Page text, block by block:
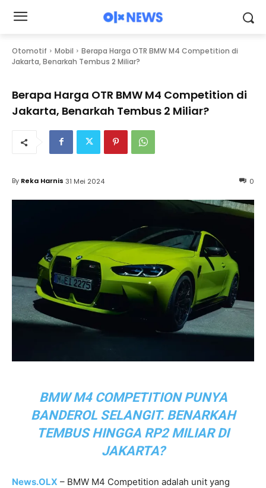
Otomotif Mobil
Berapa Harga OTR BMW M4 Competition di
Jakarta, Benarkah Tembus 2 Miliar?
Berapa Harga OTR BMW M4 Competition di
Jakarta, Benarkah Tembus 2 Miliar?
0
By Reka Harnis 31 Mei 2024
BMW M4 COMPETITION PUNYA
BANDEROL SELANGIT. BENARKAH
TEMBUS HINGGA RP2 MILIAR DI
JAKARTA?
News.OLX – BMW M4 Competition adalah unit yang